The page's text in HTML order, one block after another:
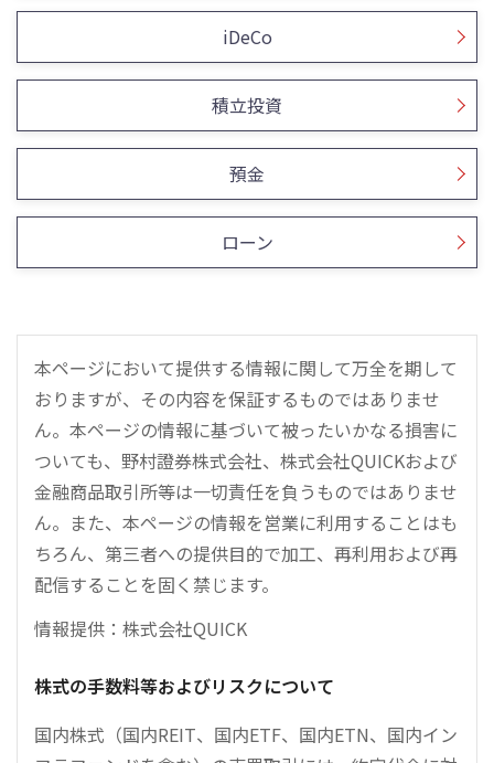
iDeCo
積立投資
預金
ローン
本ページにおいて提供する情報に関して万全を期して
おりますが、その内容を保証するものではありませ
ん。本ページの情報に基づいて被ったいかなる損害に
ついても、野村證券株式会社、株式会社QUICKおよび
金融商品取引所等は一切責任を負うものではありませ
ん。また、本ページの情報を営業に利用することはも
ちろん、第三者への提供目的で加工、再利用および再
配信することを固く禁じます。
情報提供：株式会社QUICK
株式の手数料等およびリスクについて
国内株式（国内REIT、国内ETF、国内ETN、国内イン